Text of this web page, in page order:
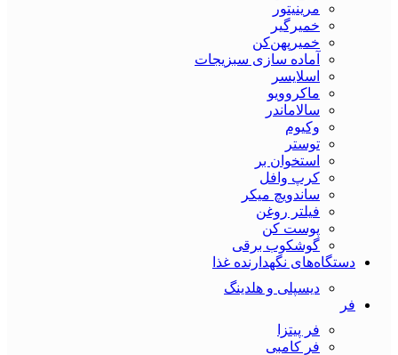
مرینیتور
خمیرگیر
خمیر‌پهن‌کن
آماده سازی سبزیجات
اسلایسر
ماکروویو
سالاماندر
وکیوم
توستر
استخوان بر
کرپ وافل
ساندویچ میکر
فیلتر روغن
پوست کن
گوشکوب برقی
دستگاه‌های نگهدارنده غذا
دیسپلی و هلدینگ
فر
فر پیتزا
فر کامبی